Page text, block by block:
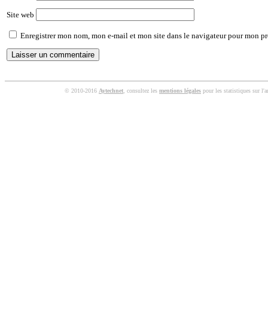
Site web
Enregistrer mon nom, mon e-mail et mon site dans le navigateur pour mon
© 2010-2016 Aytechnet , consultez les mentions légales pour les statistiques sur